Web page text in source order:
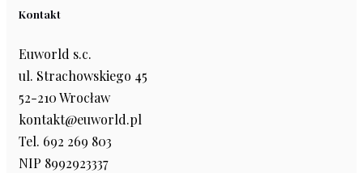
Kontakt
Euworld s.c.
ul. Strachowskiego 45
52-210 Wrocław
kontakt@euworld.pl
Tel. 692 269 803
NIP 8992923337